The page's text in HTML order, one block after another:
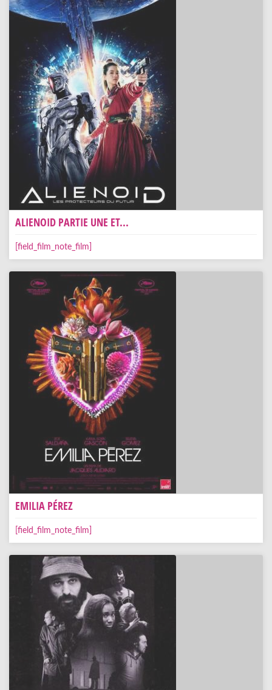
ALIENOID PARTIE UNE ET...
[field_film_note_film]
EMILIA PÉREZ
[field_film_note_film]